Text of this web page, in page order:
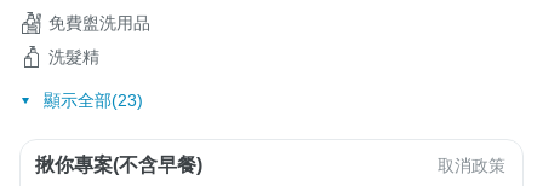
免費盥洗用品
洗髮精
顯示全部(23)
揪你專案(不含早餐) 取消政策